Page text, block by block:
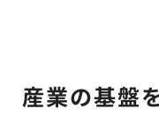
産業の基盤